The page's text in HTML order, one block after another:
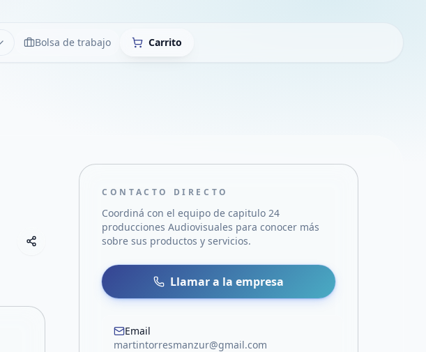
LimpiarBolsa de trabajo Carrito
Compartir empresa
Compartir por WhatsApp
Compartir por mail
Compartir en Facebook
CONTACTO DIRECTO
Coordiná con el equipo decapitulo 24
producciones Audiovisuales para conocer más
sobre sus productos y servicios.
Llamar a la empresa
Email
martintorresmanzur@gmail.com